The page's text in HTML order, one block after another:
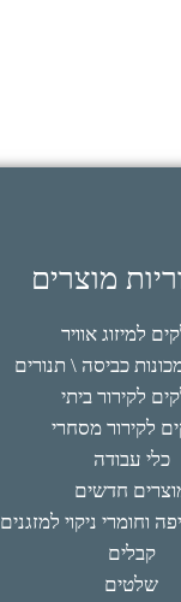
מוצרים
למיזוג אוויר
כביסה \ תנורים
לקירור ביתי
לקירור מסחרי
כלי עבודה
חדשים
וחומרי ניקוי למזגנים
קבלים
שלטים